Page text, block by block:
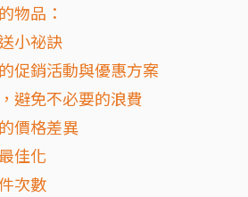
物品：
小祕訣
促銷活動與優惠方案
避免不必要的浪費
價格差異
佳化
次數